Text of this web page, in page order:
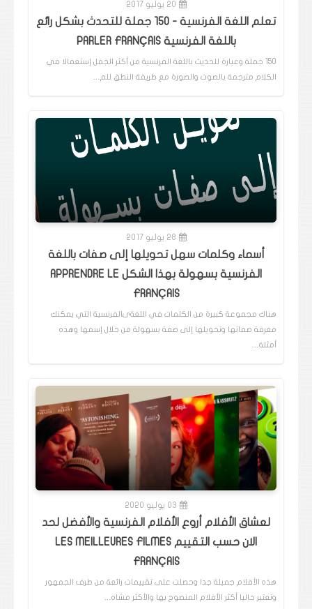
20 يوليو 2017
تعلم اللغة الفرنسية - 150 جملة للتحدث بشكل رائع
باللغة الفرنسية PARLER FRANÇAIS
150 جملة وعبارة للحديث باللغة الفرنسية من أكثر الجمل إستعمالا في
الكلام مترجمة بالصوت والصورة مع طريقة النطق للم…
28 يوليو 2017
أسماء وكلمات سهل تحويلها إلى صفات باللغة
الفرنسية بسهولة بهذا الشكل APPRENDRE LE
FRANÇAIS
هناك مجموعة كبيرة من الكلمات في اللغةىالفرنسية التي يمكنك
معرفة صفاتها وتحويلها إلى صفة بسهولة من خلال إسمها وهذه
أمثلة…
03 يوليو 2020
لعشاق الأفلام أروع الأفلام الفرنسية والأفضل لحد
الان حسب التقييم LES MEILLEURES FILMES
FRANÇAIS
هذه الأفلام جميلة جدا وحصلت على تقييمات رائعة من طرف الجمهور
وتعتبر حاليا أكثر الأفلام المنصوح بها والأكثر مشاه…